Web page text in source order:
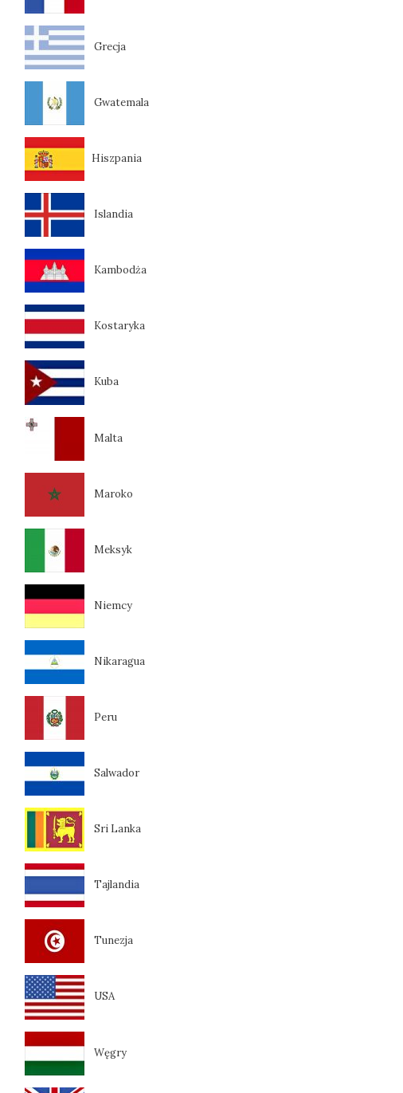
Grecja
Gwatemala
Hiszpania
Islandia
Kambodża
Kostaryka
Kuba
Malta
Maroko
Meksyk
Niemcy
Nikaragua
Peru
Salwador
Sri Lanka
Tajlandia
Tunezja
USA
Węgry